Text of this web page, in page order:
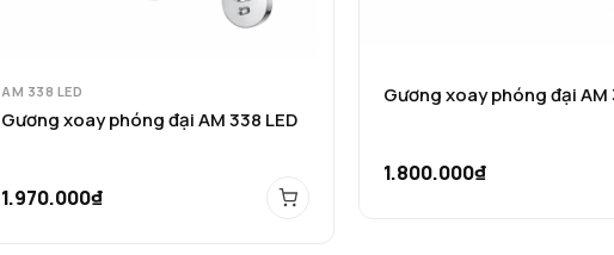
AM 338 LED
Gương xoay phóng đại AM 338 LED
1.970.000₫
Gương xoay phóng đại AM
1.800.000₫